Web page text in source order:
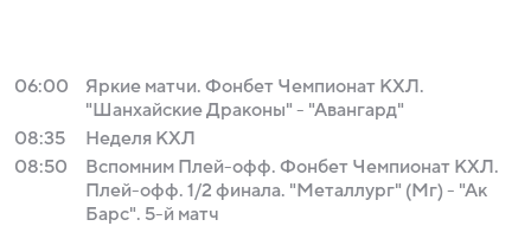
06:00
Яркие матчи. Фонбет Чемпионат КХЛ.
"Шанхайские Драконы" - "Авангард"
08:35
Неделя КХЛ
08:50
Вспомним Плей-офф. Фонбет Чемпионат КХЛ.
Плей-офф. 1/2 финала. "Металлург" (Мг) - "Ак
Барс". 5-й матч